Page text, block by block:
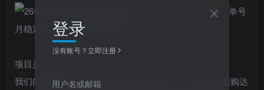
项目是什么？
我们的项目是抖音正规项目-抖音团购达人。26年抖音团购达
登录
没有账号？立即注册
用户名或邮箱